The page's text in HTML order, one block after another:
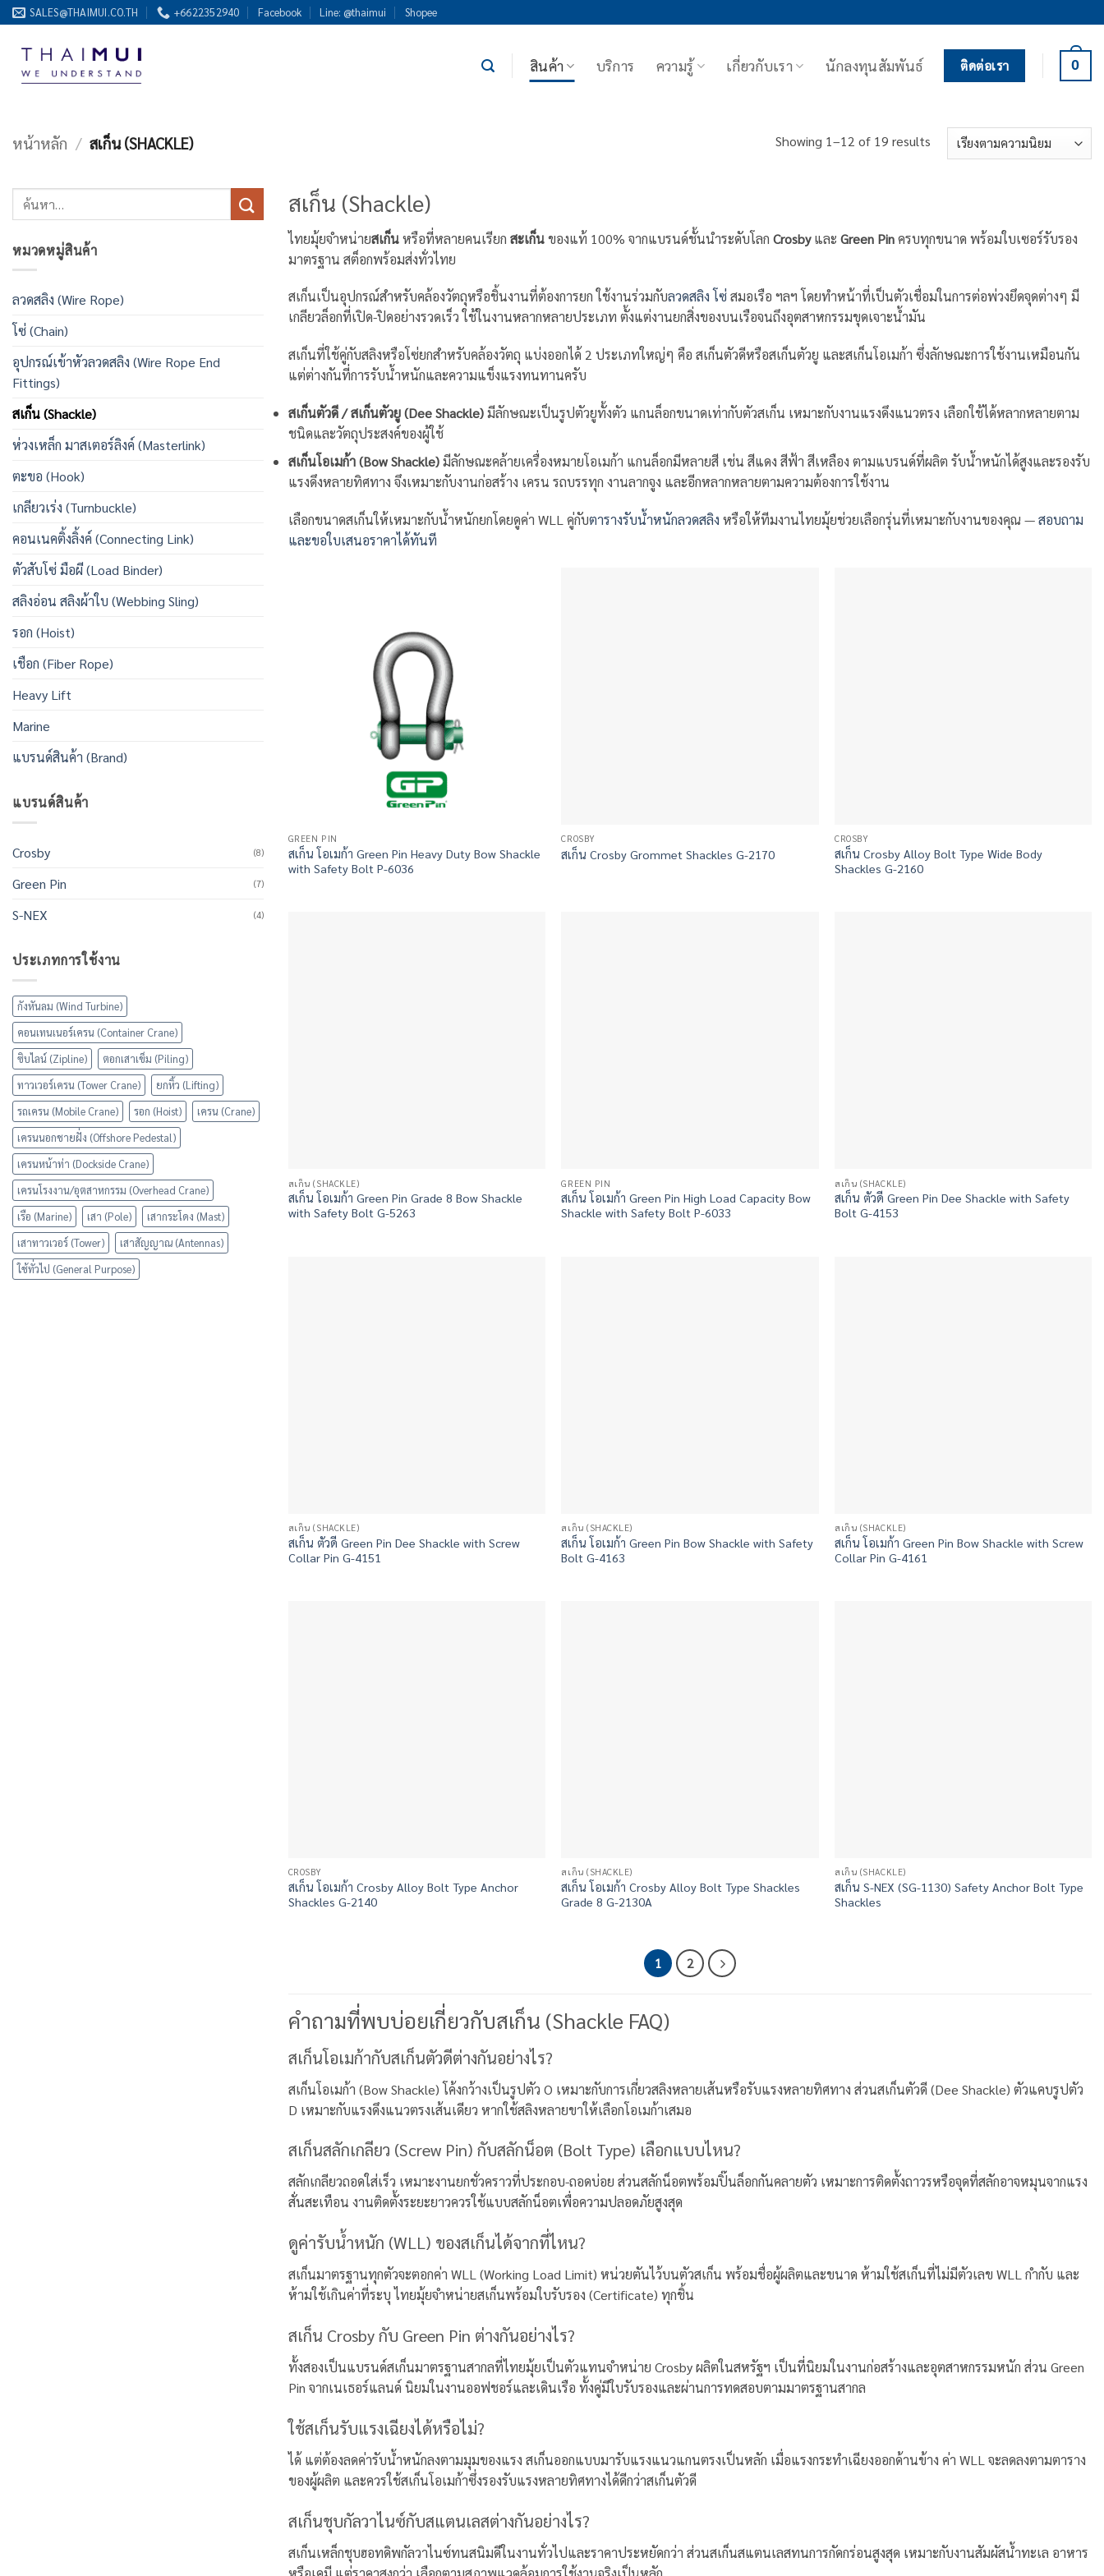
ข้าม
ไป
เนื้อหา
SALES@THAIMUI.CO.TH +6622352940 Facebook Line: @thaimui Shopee
สินค้า บริการ ความรู้ เกี่ยวกับเรา นักลงทุนสัมพันธ์ ติดต่อเรา 0
หน้าหลัก / สเก็น (SHACKLE) Showing 1–12 of 19 resultsSorted
ค้นหา:
หมวดหมู่สินค้า
ลวดสลิง (Wire Rope)
โซ่ (Chain)
อุปกรณ์เข้าหัวลวดสลิง (Wire Rope End
Fittings)
สเก็น (Shackle)
ห่วงเหล็ก มาสเตอร์ลิงค์ (Masterlink)
ตะขอ (Hook)
เกลียวเร่ง (Turnbuckle)
คอนเนคติ้งลิ้งค์ (Connecting Link)
ตัวสับโซ่ มือผี (Load Binder)
สลิงอ่อน สลิงผ้าใบ (Webbing Sling)
รอก (Hoist)
เชือก (Fiber Rope)
Heavy Lift
Marine
แบรนด์สินค้า (Brand)
แบรนด์สินค้า
Crosby (8)
Green Pin (7)
S-NEX (4)
ประเภทการใช้งาน
กังหันลม (Wind Turbine)
คอนเทนเนอร์เครน (Container Crane)
ซิบไลน์ (Zipline)
ตอกเสาเข็ม (Piling)
ทาวเวอร์เครน (Tower Crane)
ยกหิ้ว (Lifting)
รถเครน (Mobile Crane)
รอก (Hoist)
เครน (Crane)
เครนนอกชายฝั่ง (Offshore Pedestal)
เครนหน้าท่า (Dockside Crane)
เครนโรงงาน/อุตสาหกรรม (Overhead Crane)
เรือ (Marine)
เสา (Pole)
เสากระโดง (Mast)
เสาทาวเวอร์ (Tower)
เสาสัญญาณ (Antennas)
ใช้ทั่วไป (General Purpose)
สเก็น (Shackle)
ไทยมุ้ยจำหน่ายสเก็นหรือที่หลายคนเรียก สะเก็นของแท้ 100% จากแบรนด์ชั้นนำระดับโลก Crosbyและ Green Pinครบทุกขนาด พร้อมใบเซอร์รับรอง
มาตรฐาน สต็อกพร้อมส่งทั่วไทย
สเก็นเป็นอุปกรณ์สำหรับคล้องวัตถุหรือชิ้นงานที่ต้องการยก ใช้งานร่วมกับลวดสลิง โซ่สมอเรือ ฯลฯ โดยทำหน้าที่เป็นตัวเชื่อมในการต่อพ่วงยึดจุดต่างๆ มี
เกลียวล็อกที่เปิด-ปิดอย่างรวดเร็ว ใช้ในงานหลากหลายประเภท ตั้งแต่งานยกสิ่งของบนเรือจนถึงอุตสาหกรรมขุดเจาะน้ำมัน
สเก็นที่ใช้คู่กับสลิงหรือโซ่ยกสำหรับคล้องวัตถุ แบ่งออกได้ 2 ประเภทใหญ่ๆ คือ สเก็นตัวดีหรือสเก็นตัวยู และสเก็นโอเมก้า ซึ่งลักษณะการใช้งานเหมือนกัน
แต่ต่างกันที่การรับน้ำหนักและความแข็งแรงทนทานครับ
สเก็นตัวดี / สเก็นตัวยู (Dee Shackle)มีลักษณะเป็นรูปตัวยูทั้งตัว แกนล็อกขนาดเท่ากับตัวสเก็น เหมาะกับงานแรงดึงแนวตรง เลือกใช้ได้หลากหลายตาม
ชนิดและวัตถุประสงค์ของผู้ใช้
สเก็นโอเมก้า (Bow Shackle)มีลักษณะคล้ายเครื่องหมายโอเมก้า แกนล็อกมีหลายสี เช่น สีแดง สีฟ้า สีเหลือง ตามแบรนด์ที่ผลิต รับน้ำหนักได้สูงและรองรับ
แรงดึงหลายทิศทาง จึงเหมาะกับงานก่อสร้าง เครน รถบรรทุก งานลากจูง และอีกหลากหลายตามความต้องการใช้งาน
เลือกขนาดสเก็นให้เหมาะกับน้ำหนักยกโดยดูค่า WLL คู่กับตารางรับน้ำหนักลวดสลิง หรือให้ทีมงานไทยมุ้ยช่วยเลือกรุ่นที่เหมาะกับงานของคุณ —สอบถาม
และขอใบเสนอราคาได้ทันที
GREEN PIN
สเก็น โอเมก้า Green Pin Heavy Duty Bow Shackle
with Safety Bolt P-6036
CROSBY
สเก็น Crosby Grommet Shackles G-2170
CROSBY
สเก็น Crosby Alloy Bolt Type Wide Body
Shackles G-2160
สเก็น (SHACKLE)
สเก็น โอเมก้า Green Pin Grade 8 Bow Shackle
with Safety Bolt G-5263
GREEN PIN
สเก็น โอเมก้า Green Pin High Load Capacity Bow
Shackle with Safety Bolt P-6033
สเก็น (SHACKLE)
สเก็น ตัวดี Green Pin Dee Shackle with Safety
Bolt G-4153
สเก็น (SHACKLE)
สเก็น ตัวดี Green Pin Dee Shackle with Screw
Collar Pin G-4151
สเก็น (SHACKLE)
สเก็น โอเมก้า Green Pin Bow Shackle with Safety
Bolt G-4163
สเก็น (SHACKLE)
สเก็น โอเมก้า Green Pin Bow Shackle with Screw
Collar Pin G-4161
CROSBY
สเก็น โอเมก้า Crosby Alloy Bolt Type Anchor
Shackles G-2140
สเก็น (SHACKLE)
สเก็น โอเมก้า Crosby Alloy Bolt Type Shackles
Grade 8 G-2130A
สเก็น (SHACKLE)
สเก็น S-NEX (SG-1130) Safety Anchor Bolt Type
Shackles
1 2
คำถามที่พบบ่อยเกี่ยวกับสเก็น (Shackle FAQ)
สเก็นโอเมก้ากับสเก็นตัวดีต่างกันอย่างไร?
สเก็นโอเมก้า (Bow Shackle) โค้งกว้างเป็นรูปตัว O เหมาะกับการเกี่ยวสลิงหลายเส้นหรือรับแรงหลายทิศทาง ส่วนสเก็นตัวดี (Dee Shackle) ตัวแคบรูปตัว
D เหมาะกับแรงดึงแนวตรงเส้นเดียว หากใช้สลิงหลายขาให้เลือกโอเมก้าเสมอ
สเก็นสลักเกลียว (Screw Pin) กับสลักน็อต (Bolt Type) เลือกแบบไหน?
สลักเกลียวถอดใส่เร็ว เหมาะงานยกชั่วคราวที่ประกอบ-ถอดบ่อย ส่วนสลักน็อตพร้อมปิ๊นล็อกกันคลายตัว เหมาะการติดตั้งถาวรหรือจุดที่สลักอาจหมุนจากแรง
สั่นสะเทือน งานติดตั้งระยะยาวควรใช้แบบสลักน็อตเพื่อความปลอดภัยสูงสุด
ดูค่ารับน้ำหนัก (WLL) ของสเก็นได้จากที่ไหน?
สเก็นมาตรฐานทุกตัวจะตอกค่า WLL (Working Load Limit) หน่วยตันไว้บนตัวสเก็น พร้อมชื่อผู้ผลิตและขนาด ห้ามใช้สเก็นที่ไม่มีตัวเลข WLL กำกับ และ
ห้ามใช้เกินค่าที่ระบุ ไทยมุ้ยจำหน่ายสเก็นพร้อมใบรับรอง (Certificate) ทุกชิ้น
สเก็น Crosby กับ Green Pin ต่างกันอย่างไร?
ทั้งสองเป็นแบรนด์สเก็นมาตรฐานสากลที่ไทยมุ้ยเป็นตัวแทนจำหน่าย Crosby ผลิตในสหรัฐฯ เป็นที่นิยมในงานก่อสร้างและอุตสาหกรรมหนัก ส่วน Green
Pin จากเนเธอร์แลนด์ นิยมในงานออฟชอร์และเดินเรือ ทั้งคู่มีใบรับรองและผ่านการทดสอบตามมาตรฐานสากล
ใช้สเก็นรับแรงเฉียงได้หรือไม่?
ได้ แต่ต้องลดค่ารับน้ำหนักลงตามมุมของแรง สเก็นออกแบบมารับแรงแนวแกนตรงเป็นหลัก เมื่อแรงกระทำเฉียงออกด้านข้าง ค่า WLL จะลดลงตามตาราง
ของผู้ผลิต และควรใช้สเก็นโอเมก้าซึ่งรองรับแรงหลายทิศทางได้ดีกว่าสเก็นตัวดี
สเก็นชุบกัลวาไนซ์กับสแตนเลสต่างกันอย่างไร?
สเก็นเหล็กชุบฮอทดิพกัลวาไนซ์ทนสนิมดีในงานทั่วไปและราคาประหยัดกว่า ส่วนสเก็นสแตนเลสทนการกัดกร่อนสูงสุด เหมาะกับงานสัมผัสน้ำทะเล อาหาร